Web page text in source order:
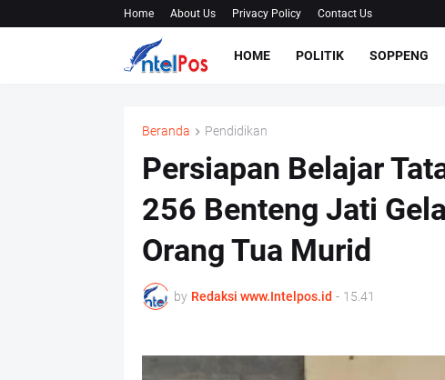
Home About Us Privacy Policy Contact Us
HOME POLITIK SOPPENG
Beranda Pendidikan
Persiapan Belajar
256 Benteng Jati
Orang Tua Murid
by Redaksi www.Intelpos.id - 15.41